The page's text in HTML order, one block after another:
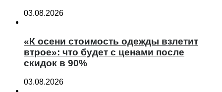
03.08.2026
«К осени стоимость одежды взлетит
втрое»: что будет с ценами после
скидок в 90%
03.08.2026